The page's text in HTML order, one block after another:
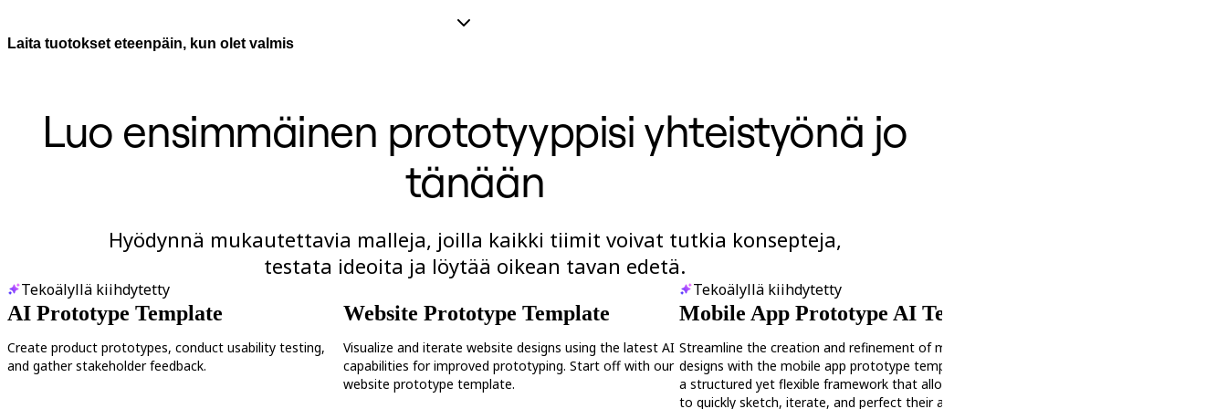
Laita tuotokset eteenpäin, kun olet valmis
Luo ensimmäinen prototyyppisi yhteistyönä jo
tänään
Hyödynnä mukautettavia malleja, joilla kaikki tiimit voivat tutkia konsepteja,
testata ideoita ja löytää oikean tavan edetä.
Tekoälyllä kiihdytetty
AI Prototype Template
Create product prototypes, conduct usability testing,
and gather stakeholder feedback.
Website Prototype Template
Visualize and iterate website designs using the latest AI
capabilities for improved prototyping. Start off with our
website prototype template.
Tekoälyllä kiihdytetty
Mobile App Prototype AI Template
Streamline the creation and refinement of mobile app
designs with the mobile app prototype template. Have
a structured yet flexible framework that allows teams
to quickly sketch, iterate, and perfect their app